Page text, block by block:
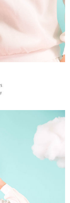
意方可使用
本公司不負相關責
戶狀況，依本公司即
公司將視審查結果
取法律行動。